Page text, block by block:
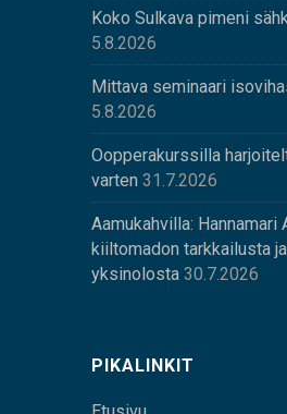
Koko Sulkava pimeni
5.8.2026
Mittava seminaari
5.8.2026
Oopperakurssilla
varten 31.7.2026
Aamukahvilla: Hannamari
kiiltomadon tarkkailusta
yksinolosta 30.7.2026
PIKALINKIT